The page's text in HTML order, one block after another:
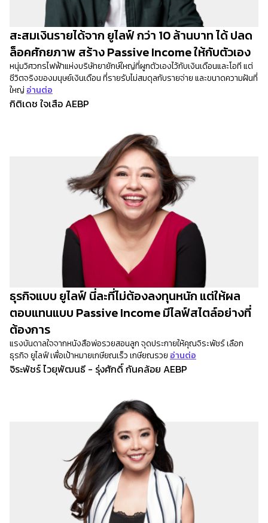
สะสมเงินรายได้จาก ยูไลฟ์ กว่า 10 ล้านบาท ได้ ปลด
ล็อคศักยภาพ สร้าง Passive Income ให้กับตัวเอง
หนุ่มวิศวกรไฟฟ้าแห่งบริษัทยายักษ์ใหญ่ที่ผูกตัวเองไว้กับเงินเดือนและโอที แต่
ชีวิตจริงของมนุษย์เงินเดือน ที่รายรับไม่สมดุลกับรายจ่าย และขนาดความฝันที่
ใหญ่ อ่านต่อ
กิติเดช ใจเสือ AEBP
ธุรกิจแบบ ยูไลฟ์ นี่ละที่ไม่ต้องลงทุนหนัก แต่ให้ผล
ตอบแทนแบบ Passive Income มีไลฟ์สไตล์อย่างที่
ต้องการ
แรงบันดาลใจจากหนังสือพ่อรวยสอนลูก จุดประกายให้คุณจิระพัชร์ เลือก
ธุรกิจ ยูไลฟ์ เพื่อเป้าหมายเกษียณเร็ว เกษียณรวย อ่านต่อ
จิระพัชร์ ไวยุพัฒนธี - รุ่งศักดิ์ กันคล้อย AEBP